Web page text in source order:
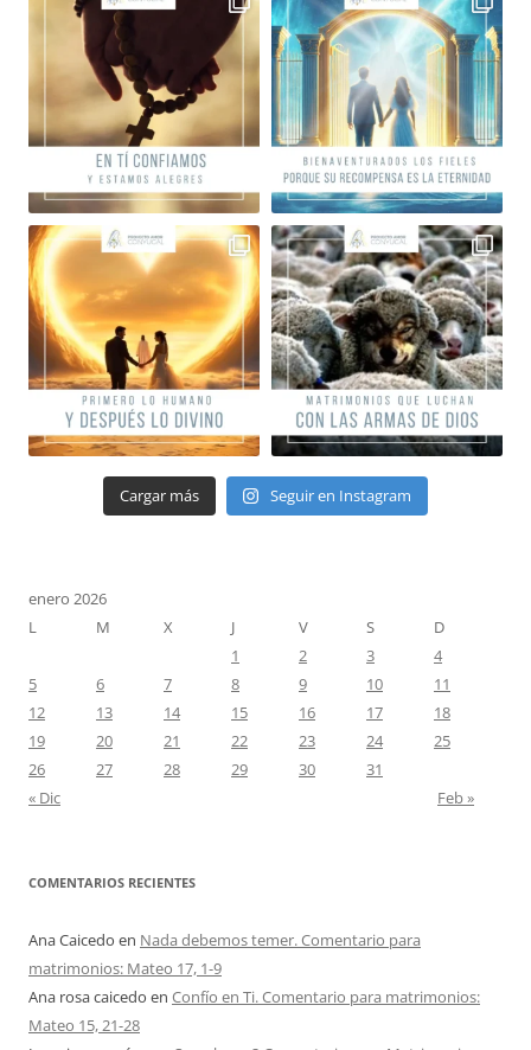
Cargar más Seguir en Instagram
enero 2026
L
M X J V S
D
1
2 3
4
5
6 7 8 9 10
11
12
13 14 15 16 17
18
19
20 21 22 23 24
25
26
27 28 29 30
31
« Dic
Feb »
COMENTARIOS RECIENTES
Ana Caicedo en Nada debemos temer. Comentario para
matrimonios: Mateo 17, 1-9
Ana rosa caicedo en Confío en Ti. Comentario para matrimonios:
Mateo 15, 21-28